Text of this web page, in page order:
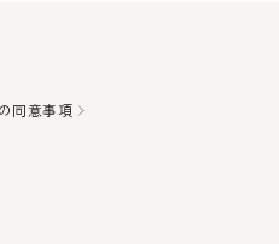
同意事項